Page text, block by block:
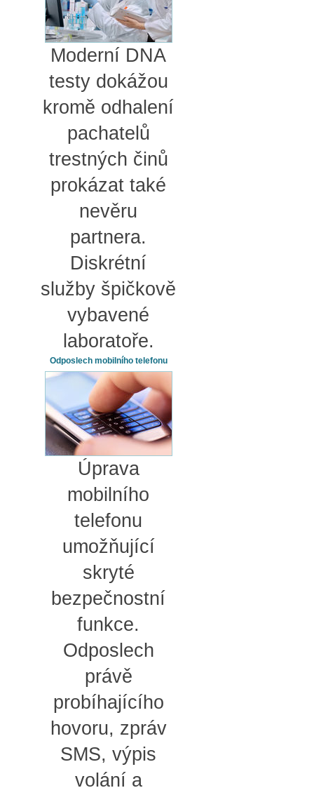
Moderní DNA
testy dokážou
kromě odhalení
pachatelů
trestných činů
prokázat také
nevěru
partnera.
Diskrétní
služby špičkově
vybavené
laboratoře.
Odposlech mobilního telefonu
Úprava
mobilního
telefonu
umožňující
skryté
bezpečnostní
funkce.
Odposlech
právě
probíhajícího
hovoru, zpráv
SMS, výpis
volání a